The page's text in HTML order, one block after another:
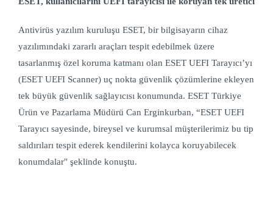
Antivirüs yazılım kuruluşu ESET, bir bilgisayarın cihaz
yazılımındaki zararlı araçları tespit edebilmek üzere
tasarlanmış özel koruma katmanı olan ESET UEFI Tarayıcı’yı
(ESET UEFI Scanner) uç nokta güvenlik çözümlerine ekleyen
tek büyük güvenlik sağlayıcısı konumunda. ESET Türkiye
Ürün ve Pazarlama Müdürü Can Erginkurban, “ESET UEFI
Tarayıcı sayesinde, bireysel ve kurumsal müşterilerimiz bu tip
saldırıları tespit ederek kendilerini kolayca koruyabilecek
konumdalar" şeklinde konuştu.